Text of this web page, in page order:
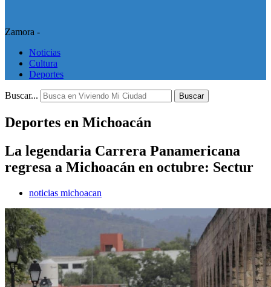
Zamora -
Noticias
Cultura
Deportes
Buscar... Buscar
Deportes en Michoacán
La legendaria Carrera Panamericana
regresa a Michoacán en octubre: Sectur
noticias michoacan